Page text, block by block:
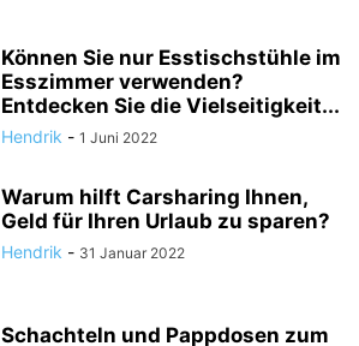
Können Sie nur Esstischstühle im
Esszimmer verwenden?
Entdecken Sie die Vielseitigkeit...
Hendrik - 1 Juni 2022
Warum hilft Carsharing Ihnen,
Geld für Ihren Urlaub zu sparen?
Hendrik - 31 Januar 2022
Schachteln und Pappdosen zum